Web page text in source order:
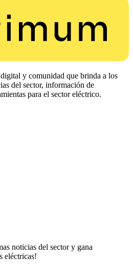
y comunidad que brinda a los
del sector, información de
para el sector eléctrico.
noticias del sector y gana
eléctricas!